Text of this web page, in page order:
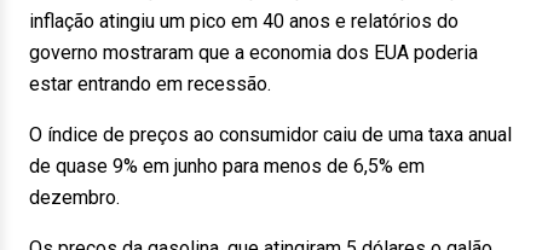
inflação atingiu um pico em 40 anos e relatórios do
governo mostraram que a economia dos EUA poderia
estar entrando em recessão.
O índice de preços ao consumidor caiu de uma taxa anual
de quase 9% em junho para menos de 6,5% em
dezembro.